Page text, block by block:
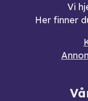
Vi
Her finner